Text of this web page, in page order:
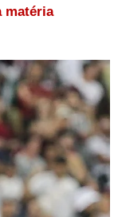
matéria